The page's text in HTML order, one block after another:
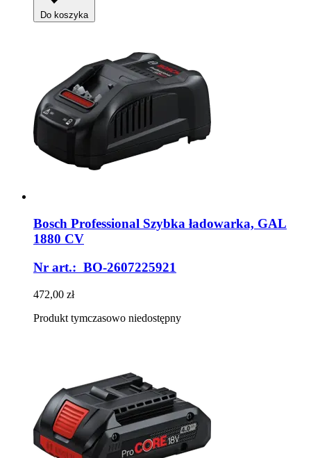
Do koszyka
Bosch Professional Szybka ładowarka, GAL
1880 CV
Nr art.: BO-2607225921
472,00 zł
Produkt tymczasowo niedostępny